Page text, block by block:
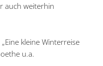
auch weiterhin
kleine Winterreise
u.a.